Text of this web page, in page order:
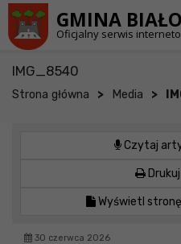
GMINA
Oficjalny serwis
IMG_8540
Strona główna > Media >
Czytaj
Wyświetl
30 czerwca 2026